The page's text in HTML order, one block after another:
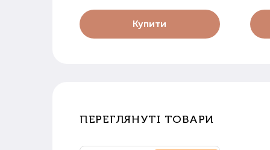
Купити
ПЕРЕГЛЯНУТІ ТОВАРИ